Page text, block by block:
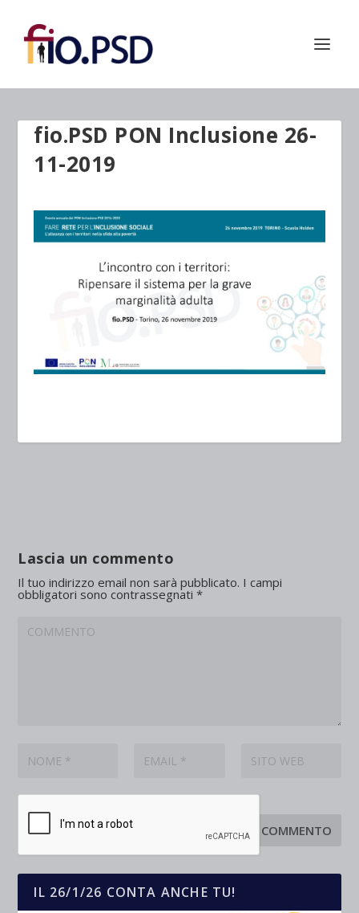
fio.PSD PON Inclusione 26-
11-2019
Lascia un commento
Il tuo indirizzo email non sarà pubblicato. I campi
obbligatori sono contrassegnati*
IL 26/1/26 CONTA ANCHE TU!